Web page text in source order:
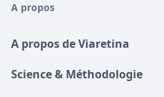
A propos
A propos de Viaretina
Science & Méthodologie